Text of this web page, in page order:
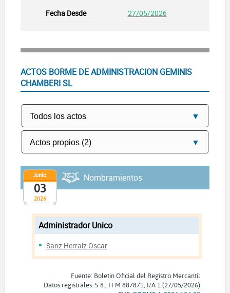
27/05/2026
ACTOS BORME DE ADMINISTRACION GEMINIS
CHAMBERI SL
2026
Junio
03
Nombramientos
Administrador Unico
Sanz Herraiz Oscar
Fuente: Boletín Oficial del Registro Mercantil
Datos registrales: S 8 , H M 887871, I/A 1 (27/05/2026)